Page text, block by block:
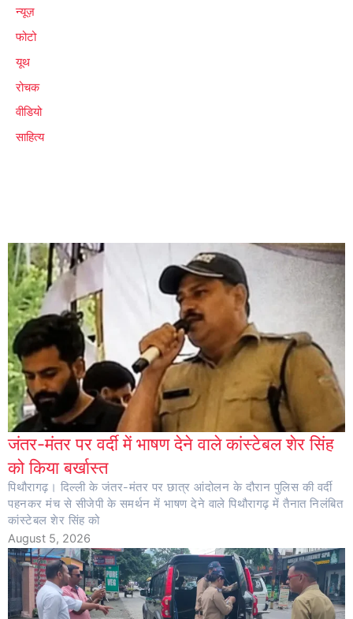
न्यूज़
फोटो
यूथ
रोचक
वीडियो
साहित्य
जंतर-मंतर पर वर्दी में भाषण देने वाले कांस्टेबल शेर सिंह
को किया बर्खास्त
पिथौरागढ़। दिल्ली के जंतर-मंतर पर छात्र आंदोलन के दौरान पुलिस की वर्दी
पहनकर मंच से सीजेपी के समर्थन में भाषण देने वाले पिथौरागढ़ में तैनात निलंबित
कांस्टेबल शेर सिंह को
August 5, 2026